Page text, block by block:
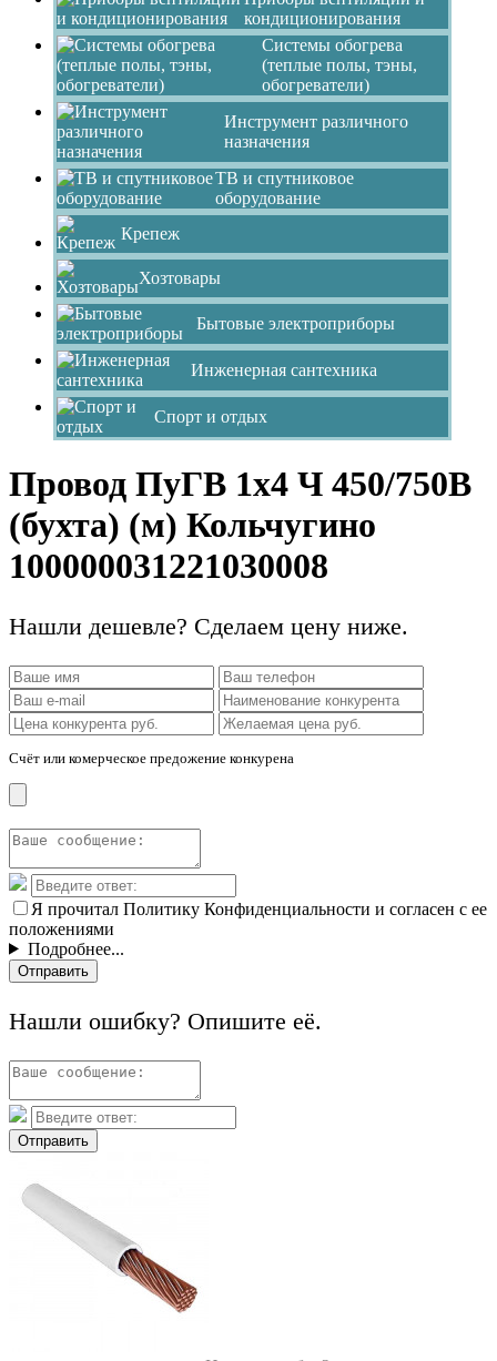
кондиционирования
Системы обогрева
(теплые полы, тэны,
обогреватели)
Инструмент различного
назначения
ТВ и спутниковое
оборудование
Крепеж
Хозтовары
Бытовые электроприборы
Инженерная сантехника
Спорт и отдых
Провод ПуГВ 1х4 Ч 450/750В
(бухта) (м) Кольчугино
100000031221030008
Нашли дешевле? Сделаем цену ниже.
Счёт или комерческое предожение конкурена
Я прочитал Политику Конфиденциальности и согласен с ее
положениями
Подробнее...
Отправить
Нашли ошибку? Опишите её.
Отправить